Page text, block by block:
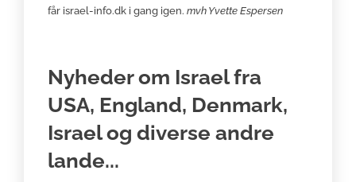
får israel-info.dk i gang igen. mvh Yvette Espersen
Nyheder om Israel fra
USA, England, Denmark,
Israel og diverse andre
lande...